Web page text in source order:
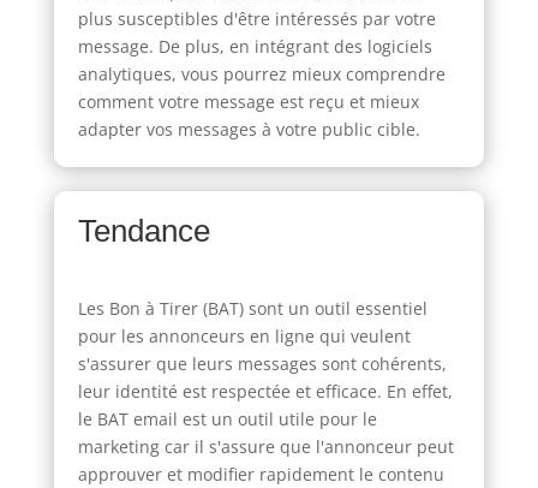
plus susceptibles d'être intéressés par votre
message. De plus, en intégrant des logiciels
analytiques, vous pourrez mieux comprendre
comment votre message est reçu et mieux
adapter vos messages à votre public cible.
Tendance
Les Bon à Tirer (BAT) sont un outil essentiel
pour les annonceurs en ligne qui veulent
s'assurer que leurs messages sont cohérents,
leur identité est respectée et efficace. En effet,
le BAT email est un outil utile pour le
marketing car il s'assure que l'annonceur peut
approuver et modifier rapidement le contenu